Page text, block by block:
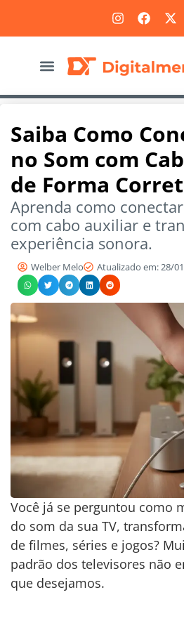
Saiba Como
no Som com
de Forma
Aprenda como
com cabo auxiliar e
experiência sonora.
Welber Melo Atualizado em: 28/
Você já se perguntou como
do som da sua TV,
de filmes, séries e jogos?
padrão dos televisores não
que desejamos.